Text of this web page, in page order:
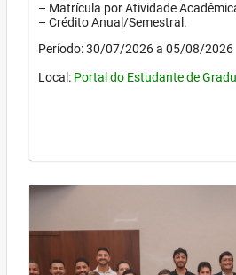
– Matrícula por Atividade
– Crédito Anual/Semestral.
Período: 30/07/2026 a 05/08/2026
Local: Portal do Estudante de